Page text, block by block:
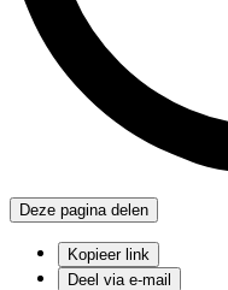
Deze pagina delen
Kopieer link
Deel via e-mail